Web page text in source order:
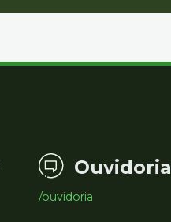
Ouvidoria
/ouvidoria